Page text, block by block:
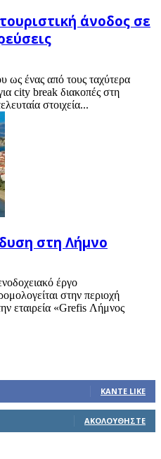
άνοδος σε
ως ένας από τους ταχύτερα
city break διακοπές στη
στοιχεία...
στη Λήμνο
έργο
στην περιοχή
εταιρεία «Grefis Λήμνος
ΚΆΝΤΕ LIKE
ΑΚΟΛΟΥΘΉΣΤΕ